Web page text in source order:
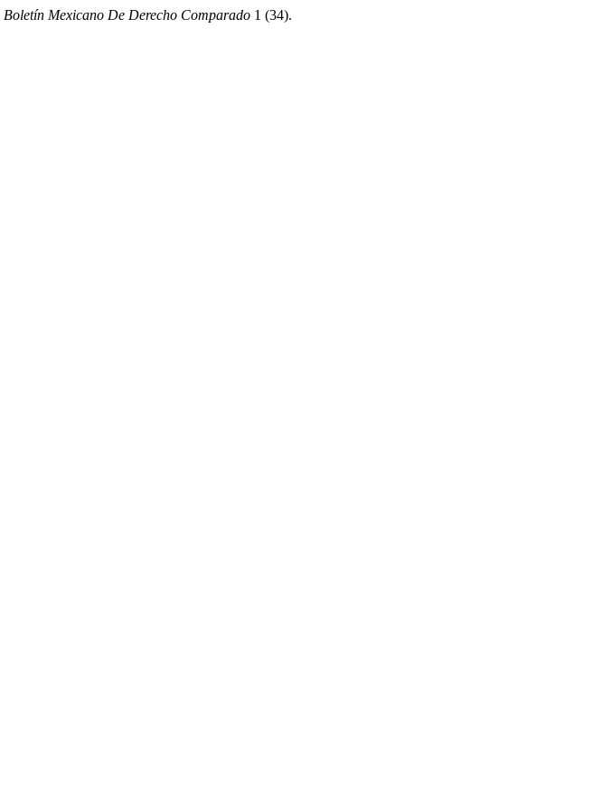
Boletín Mexicano De Derecho Comparado 1 (34).